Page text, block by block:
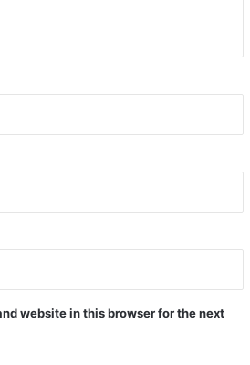
website in this browser for the next